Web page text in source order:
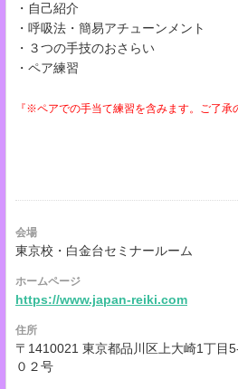
・自己紹介
・呼吸法・簡易アチューンメント
・３つの手技のおさらい
・ペア練習
『※ペアでの手当て練習を含みます。ご了承
会場
東京校・白金台セミナールーム
ホームページ
https://www.japan-reiki.com
住所
〒1410021 東京都品川区上大崎1丁目
０２号